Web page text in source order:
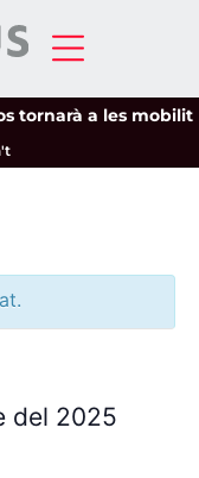
tornarà a les
del 2025